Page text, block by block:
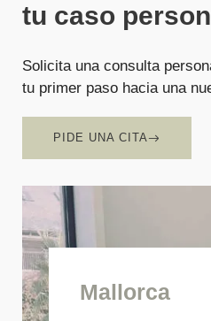
tu caso
Solicita una consulta
tu primer paso hacia una
PIDE UNA CITA
Mallorca